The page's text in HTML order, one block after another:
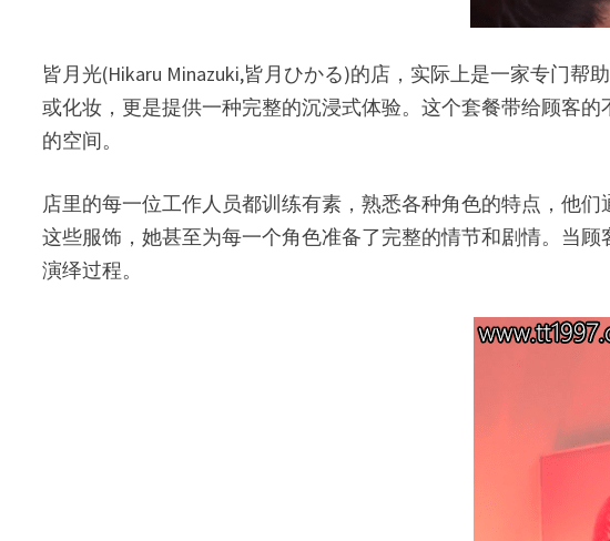
皆月光(Hikaru Minazuki,皆月ひかる)的店，实际上是一家专门
或化妆，更是提供一种完整的沉浸式体验。这个套餐带给顾客
的空间。
店里的每一位工作人员都训练有素，熟悉各种角色的特点，他
这些服饰，她甚至为每一个角色准备了完整的情节和剧情。当
演绎过程。